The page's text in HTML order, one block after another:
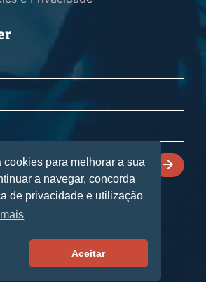
cookies para melhorar a sua
a navegar, concorda
de privacidade e utilização
Aceitar
aceito aPolítica de Cookies e
- Todos os direitos reservados.